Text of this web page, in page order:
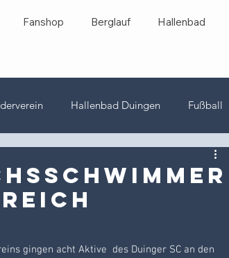
Fanshop Berglauf Hallenbad
Hallenbad Duingen Fußball
JSG Leinebergland
gingen acht Aktive  des Duinger SC an den